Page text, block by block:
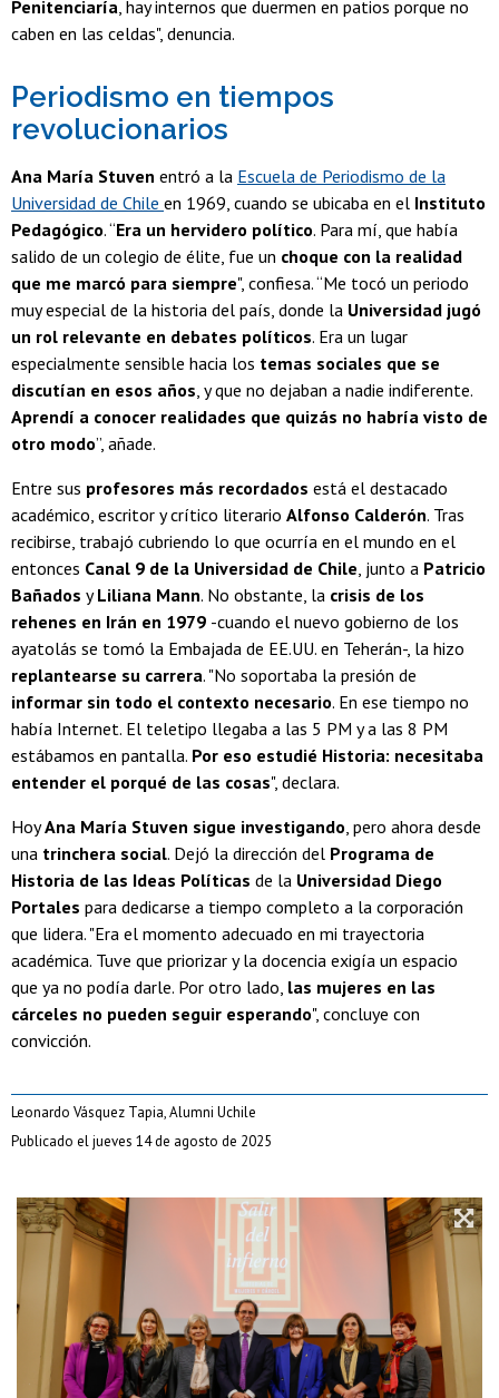
Penitenciaría, hay internos que duermen en patios porque no
caben en las celdas", denuncia.
Periodismo en tiempos
revolucionarios
Ana María Stuven entró a la Escuela de Periodismo de la
Universidad de Chile en 1969, cuando se ubicaba en el Instituto
Pedagógico. “Era un hervidero político. Para mí, que había
salido de un colegio de élite, fue un choque con la realidad
que me marcó para siempre", confiesa. “Me tocó un periodo
muy especial de la historia del país, donde la Universidad jugó
un rol relevante en debates políticos. Era un lugar
especialmente sensible hacia los temas sociales que se
discutían en esos años, y que no dejaban a nadie indiferente.
Aprendí a conocer realidades que quizás no habría visto de
otro modo”, añade.
Entre sus profesores más recordados está el destacado
académico, escritor y crítico literario Alfonso Calderón. Tras
recibirse, trabajó cubriendo lo que ocurría en el mundo en el
entonces Canal 9 de la Universidad de Chile, junto a Patricio
Bañados yLiliana Mann. No obstante, la crisis de los
rehenes en Irán en 1979 -cuando el nuevo gobierno de los
ayatolás se tomó la Embajada de EE.UU. en Teherán-, la hizo
replantearse su carrera. "No soportaba la presión de
informar sin todo el contexto necesario. En ese tiempo no
había Internet. El teletipo llegaba a las 5 PM y a las 8 PM
estábamos en pantalla. Por eso estudié Historia: necesitaba
entender el porqué de las cosas", declara.
HoyAna María Stuven sigue investigando, pero ahora desde
una trinchera social. Dejó la dirección del Programa de
Historia de las Ideas Políticas de la Universidad Diego
Portales para dedicarse a tiempo completo a la corporación
que lidera. "Era el momento adecuado en mi trayectoria
académica. Tuve que priorizar y la docencia exigía un espacio
que ya no podía darle. Por otro lado, las mujeres en las
cárceles no pueden seguir esperando", concluye con
convicción.
Leonardo Vásquez Tapia, Alumni Uchile
Publicado el jueves 14 de agosto de 2025